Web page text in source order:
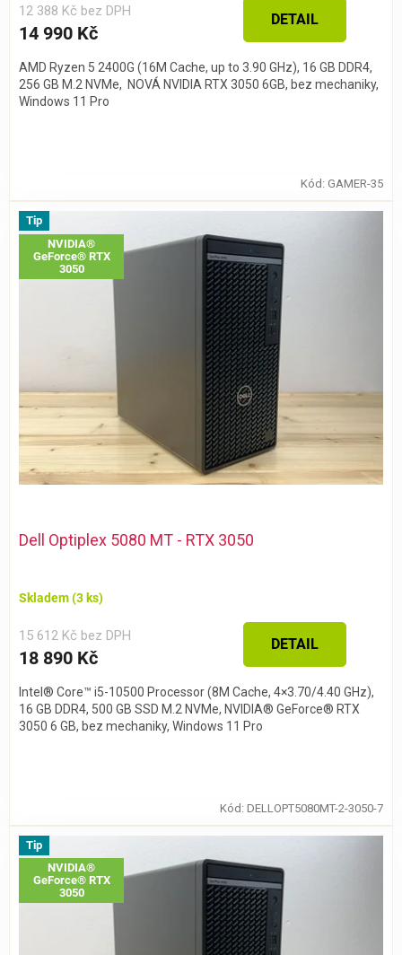
12 388 Kč bez DPH
14 990 Kč
DETAIL
AMD Ryzen 5 2400G (16M Cache, up to 3.90 GHz), 16 GB DDR4,
256 GB M.2 NVMe, NOVÁ NVIDIA RTX 3050 6GB, bez mechaniky,
Windows 11 Pro
Kód: GAMER-35
Tip
NVIDIA®
GeForce® RTX
3050
Dell Optiplex 5080 MT - RTX 3050
Skladem(3 ks)
15 612 Kč bez DPH
18 890 Kč
DETAIL
Intel® Core™ i5-10500 Processor (8M Cache, 4×3.70/4.40 GHz),
16 GB DDR4, 500 GB SSD M.2 NVMe, NVIDIA® GeForce® RTX
3050 6 GB, bez mechaniky, Windows 11 Pro
Kód: DELLOPT5080MT-2-3050-7
Tip
NVIDIA®
GeForce® RTX
3050